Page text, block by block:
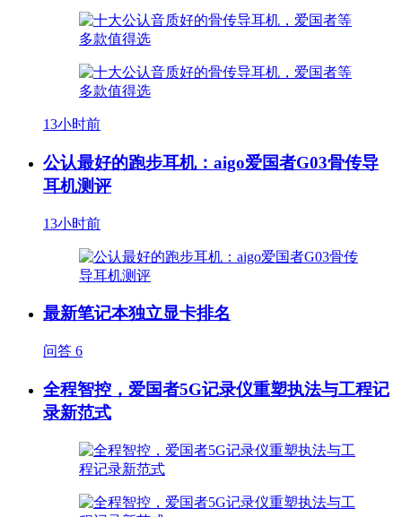
13小时前
公认最好的跑步耳机：aigo爱国者G03骨传导
耳机测评
13小时前
最新笔记本独立显卡排名
问答 6
全程智控，爱国者5G记录仪重塑执法与工程记
录新范式